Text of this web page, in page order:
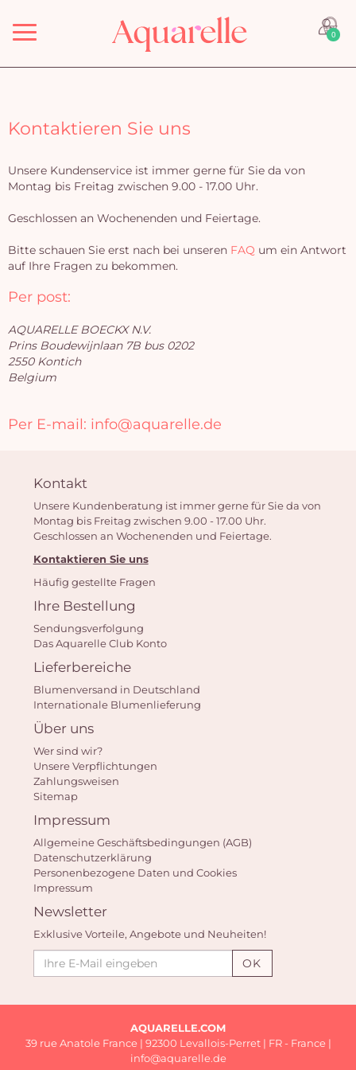
Menü 0
Kontaktieren Sie uns
Unsere Kundenservice ist immer gerne für Sie da von
Montag bis Freitag zwischen 9.00 - 17.00 Uhr.
Geschlossen an Wochenenden und Feiertage.
Bitte schauen Sie erst nach bei unseren FAQ um ein Antwort
auf Ihre Fragen zu bekommen.
Per post:
AQUARELLE BOECKX N.V.
Prins Boudewijnlaan 7B bus 0202
2550 Kontich
Belgium
Per E-mail: info@aquarelle.de
Kontakt
Unsere Kundenberatung ist immer gerne für Sie da von
Montag bis Freitag zwischen 9.00 - 17.00 Uhr.
Geschlossen an Wochenenden und Feiertage.
Kontaktieren Sie uns
Häufig gestellte Fragen
Ihre Bestellung
Sendungsverfolgung
Das Aquarelle Club Konto
Lieferbereiche
Blumenversand in Deutschland
Internationale Blumenlieferung
Über uns
Wer sind wir?
Unsere Verpflichtungen
Zahlungsweisen
Sitemap
Impressum
Allgemeine Geschäftsbedingungen (AGB)
Datenschutzerklärung
Personenbezogene Daten und Cookies
Impressum
Newsletter
Exklusive Vorteile, Angebote und Neuheiten!
OK
AQUARELLE.COM
39 rue Anatole France | 92300 Levallois-Perret | FR - France |
info@aquarelle.de